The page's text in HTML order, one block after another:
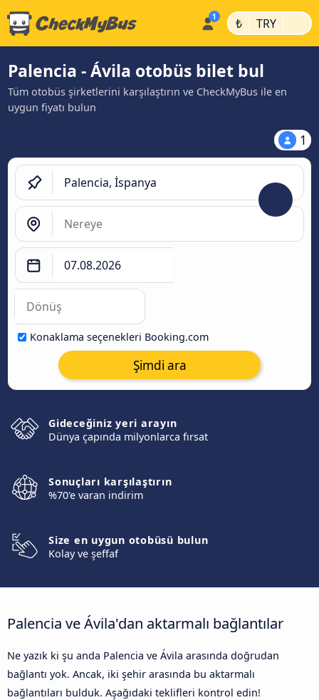
₺ | TRY |
Palencia - Ávila‎ otobüs bilet bul
Tüm otobüs şirketlerini karşılaştırın ve CheckMyBus ile en
uygun fiyatı bulun
1
Konaklama seçenekleri Booking.com
Şimdi ara
Gideceğiniz yeri arayın
Dünya çapında milyonlarca fırsat
Sonuçları karşılaştırın
%70'e varan indirim
Size en uygun otobüsü bulun
Kolay ve şeffaf
Palencia ve Ávila‎'dan aktarmalı bağlantılar
Ne yazık ki şu anda Palencia ve Ávila‎ arasında doğrudan
bağlantı yok. Ancak, iki şehir arasında bu aktarmalı
bağlantıları bulduk. Aşağıdaki teklifleri kontrol edin!